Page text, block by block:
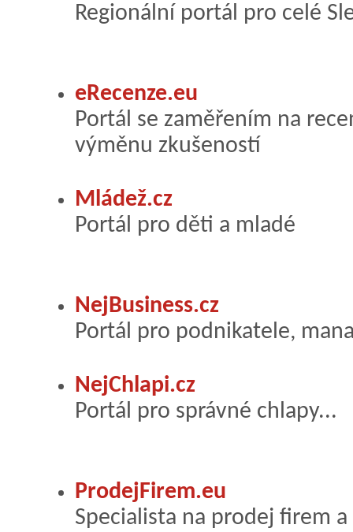
Regionální portál pro celé
eRecenze.eu
Portál se zaměřením na
výměnu zkušeností
Mládež.cz
Portál pro děti a mladé
NejBusiness.cz
Portál pro podnikatele,
NejChlapi.cz
Portál pro správné chlapy...
ProdejFirem.eu
Specialista na prodej firem a